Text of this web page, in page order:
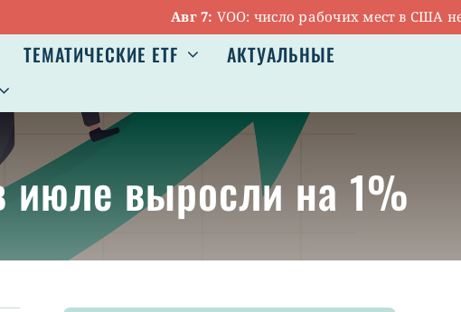
Авг 7:VOO: число рабочих мест в США
ТЕМАТИЧЕСКИЕ ETF
АКТУАЛЬНЫЕ
июле выросли на 1%